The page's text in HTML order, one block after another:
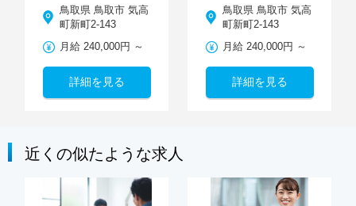
鳥取県 鳥取市 気高
町新町2-143
月給 240,000円 ～
詳細を見る
鳥取県 鳥取市 気高
町新町2-143
月給 240,000円 ～
詳細を見る
近くの似たような求人